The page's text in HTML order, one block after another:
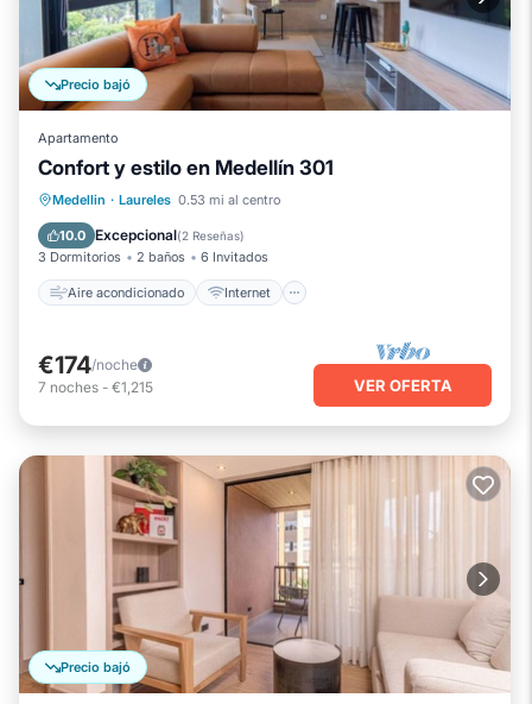
Precio bajó
Apartamento
Confort y estilo en Medellín 301
Medellin · Laureles 0.53 mi al centro
10.0 Excepcional(2 Reseñas)
3 Dormitorios 2 baños 6 Invitados
Aire acondicionado Internet
Aire acondicionado
Se admiten mascotas
€174/noche
7 noches - €1,215 VER OFERTA
Precio bajó